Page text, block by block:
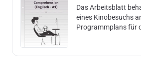
Das Arbeitsblatt
eines Kinobesuchs
Programmplans für
das Blatt das Lesen